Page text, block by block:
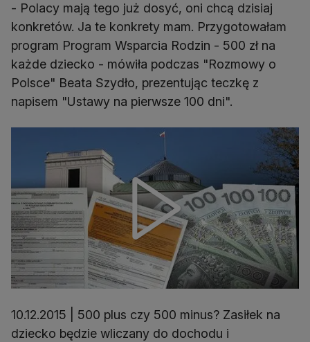
- Polacy mają tego już dosyć, oni chcą dzisiaj
konkretów. Ja te konkrety mam. Przygotowałam
program Program Wsparcia Rodzin - 500 zł na
każde dziecko - mówiła podczas "Rozmowy o
Polsce" Beata Szydło, prezentując teczkę z
napisem "Ustawy na pierwsze 100 dni".
10.12.2015 | 500 plus czy 500 minus? Zasiłek na
dziecko będzie wliczany do dochodu i